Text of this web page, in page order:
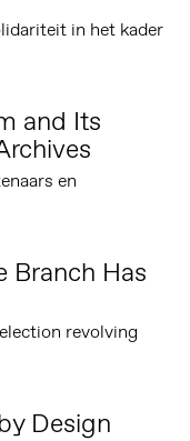
in het kader
and Its
en
Branch Has
revolving
Design